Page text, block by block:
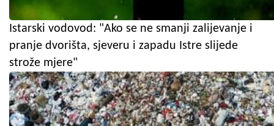
Istarski vodovod: "Ako se ne smanji zalijevanje i
pranje dvorišta, sjeveru i zapadu Istre slijede
strože mjere"